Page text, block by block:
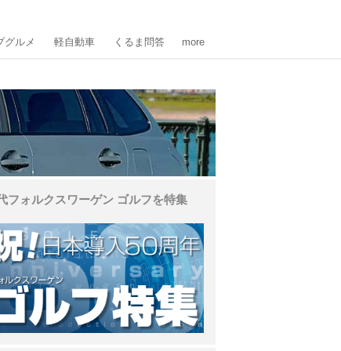
グルメ 軽自動車 くるま問答 more
フォルクスワーゲン ゴルフを特集